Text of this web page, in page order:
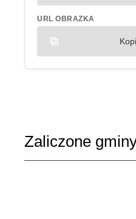
URL OBRAZKA
Zaliczone